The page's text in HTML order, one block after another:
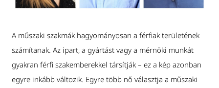
A műszaki szakmák hagyományosan a férfiak területének
számítanak. Az ipart, a gyártást vagy a mérnöki munkát
gyakran férfi szakemberekkel társítják – ez a kép azonban
egyre inkább változik. Egyre több nő választja a műszaki